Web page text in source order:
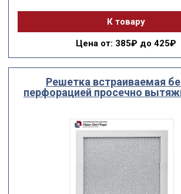
К товару
Цена от: 385₽ до 425₽
Решетка встраиваемая
перфорацией просечно